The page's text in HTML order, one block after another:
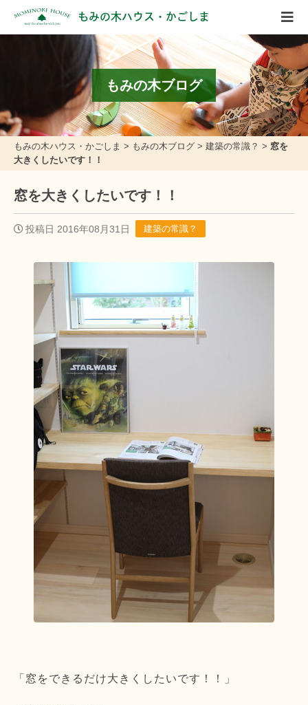
もみの木ハウス・かごしま
もみの木ブログ
もみの木ハウス・かごしま > もみの木ブログ > 建築の常識？ > 窓を
大きくしたいです！！
窓を大きくしたいです！！
投稿日 2016年08月31日 建築の常識？
「窓をできるだけ大きくしたいです！！」